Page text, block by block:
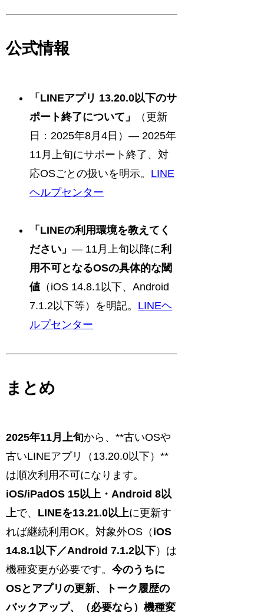
公式情報
「LINEアプリ 13.20.0以下のサ
ポート終了について」
（更新
日：2025年8月4日）— 2025年
11月上旬にサポート終了、対
応OSごとの扱いを明示。 LINE
ヘルプセンター
「LINEの利用環境を教えてく
ださい」— 11月上旬以降に利
用不可となるOSの具体的な閾
値 （iOS 14.8.1以下、Android
7.1.2以下等）を明記。 LINEヘ
ルプセンター
まとめ
2025年11月上旬から、**古いOSや
古いLINEアプリ（13.20.0以下）**
は順次利用不可になります。
iOS/iPadOS 15以上・Android 8以
上で、 LINEを13.21.0以上に更新す
れば継続利用OK。対象外OS（ iOS
14.8.1以下／Android 7.1.2以下）は
機種変更が必要です。今のうちに
OSとアプリの更新、トーク履歴の
バックアップ、（必要なら）機種変